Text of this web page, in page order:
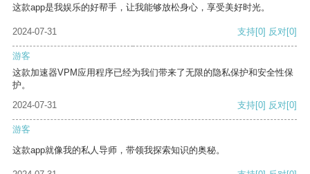
这款app是我娱乐的好帮手，让我能够放松身心，享受美好时光。
2024-07-31 支持[0] 反对[0]
游客
这款加速器VPM应用程序已经为我们带来了无限的隐私保护和安全性保
护。
2024-07-31
支持[0] 反对[0]
游客
这款app就像我的私人导师，带领我探索知识的奥秘。